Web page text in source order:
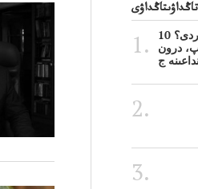
10 كۇندە نە وزنەردىوزگەردى؟
درون